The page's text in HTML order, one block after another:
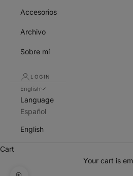
Accesorios
Archivo
Sobre mí
LOGIN
English
Language
Español
English
Cart
Your cart is